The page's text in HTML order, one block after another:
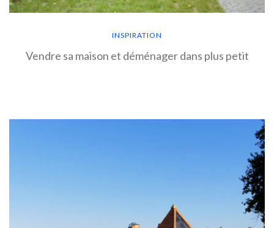
INSPIRATION
Vendre sa maison et déménager dans plus petit